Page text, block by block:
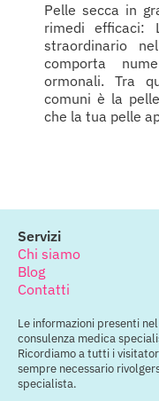
Pelle secca in
rimedi efficaci:
straordinario
comporta
ormonali. Tra
comuni è la
che la tua pelle
Servizi
Chi siamo
Blog
Contatti
Le informazioni presenti
consulenza medica
Ricordiamo a tutti i
sempre necessario
specialista.